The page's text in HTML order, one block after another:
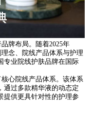
牌布局。随着2025年
念、院线产品体系与护理
专业院线护肤品牌在国际
心院线产品体系。该体系
通过多款精华液的动态定
提供更具针对性的护理参